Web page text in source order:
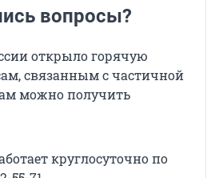
вопросы?
открыло горячую
связанным с частичной
можно получить
круглосуточно по